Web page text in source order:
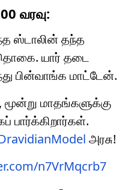
வரவு:
ஸ்டாலின் தந்த
யார் தடை
பின்வாங்க மாட்டேன்.
மாதங்களுக்கு
பார்க்கிறார்கள்.
அரசு!
n7VrMqcrb7